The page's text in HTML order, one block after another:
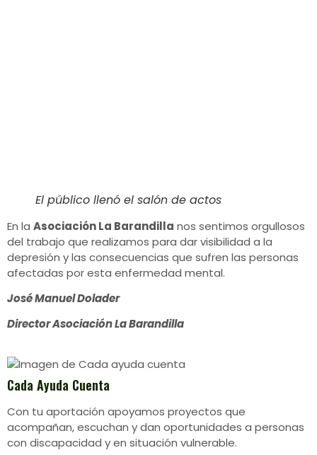
El público llenó el salón de actos
En la Asociación La Barandilla nos sentimos orgullosos
del trabajo que realizamos para dar visibilidad a la
depresión y las consecuencias que sufren las personas
afectadas por esta enfermedad mental.
José Manuel Dolader
Director Asociación La Barandilla
Cada Ayuda Cuenta
Con tu aportación apoyamos proyectos que
acompañan, escuchan y dan oportunidades a personas
con discapacidad y en situación vulnerable.